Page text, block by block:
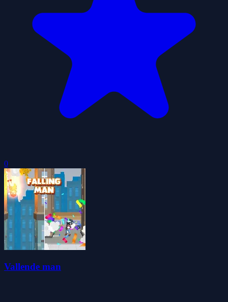
0
Vallende man